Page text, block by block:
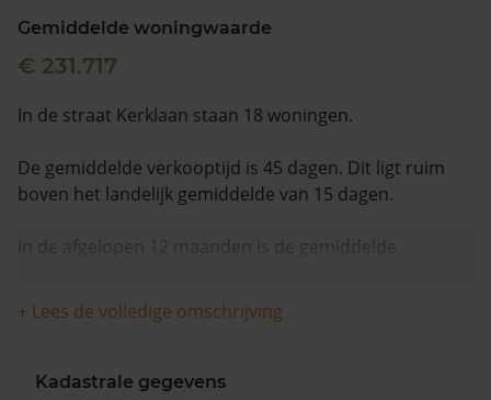
Gemiddelde woningwaarde
€ 231.717
In de straat Kerklaan staan 18 woningen.
De gemiddelde verkooptijd is 45 dagen. Dit ligt ruim
boven het landelijk gemiddelde van 15 dagen.
In de afgelopen 12 maanden is de gemiddelde
+ Lees de volledige omschrijving
Kadastrale gegevens